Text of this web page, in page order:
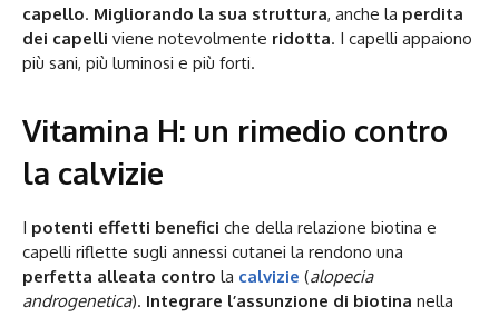
capello. Migliorando la sua struttura, anche la perdita
dei capelli viene notevolmente ridotta. I capelli appaiono
più sani, più luminosi e più forti.
Vitamina H: un rimedio contro
la calvizie
I potenti effetti benefici che della relazione biotina e
capelli riflette sugli annessi cutanei la rendono una
perfetta alleata contro la calvizie (alopecia
androgenetica). Integrare l’assunzione di biotina nella